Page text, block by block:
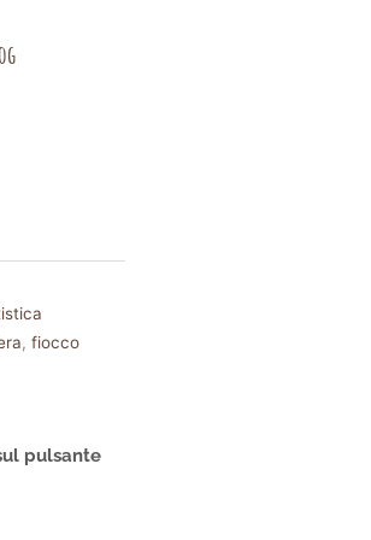
,fiocco
pulsante